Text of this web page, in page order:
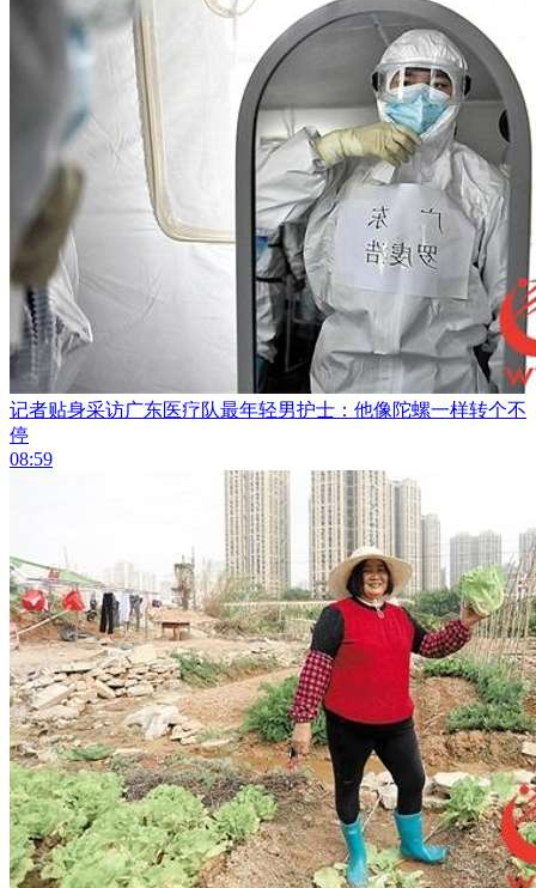
记者贴身采访广东医疗队最年轻男护士：他像陀螺一样转个不
停
08:59